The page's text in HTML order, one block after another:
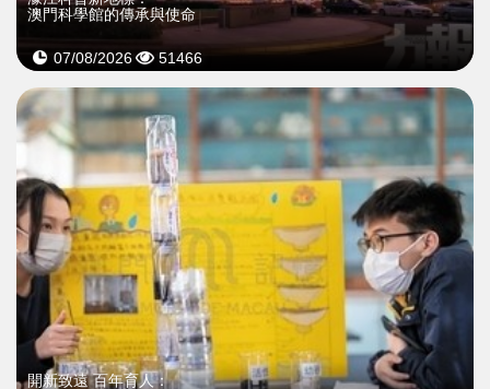
澳門科學館的傳承與使命
07/08/2026 51466
開新致遠 百年育人：